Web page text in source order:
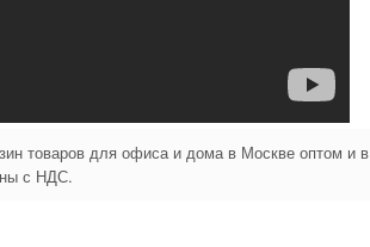
товаров для офиса и дома в Москве оптом и в
с НДС.